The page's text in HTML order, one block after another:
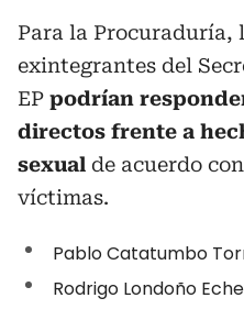
Para la Procuraduría,
exintegrantes del
EP podrían
directos frente a
sexual de acuerdo
víctimas.
Pablo Catatumbo
Rodrigo Londoño